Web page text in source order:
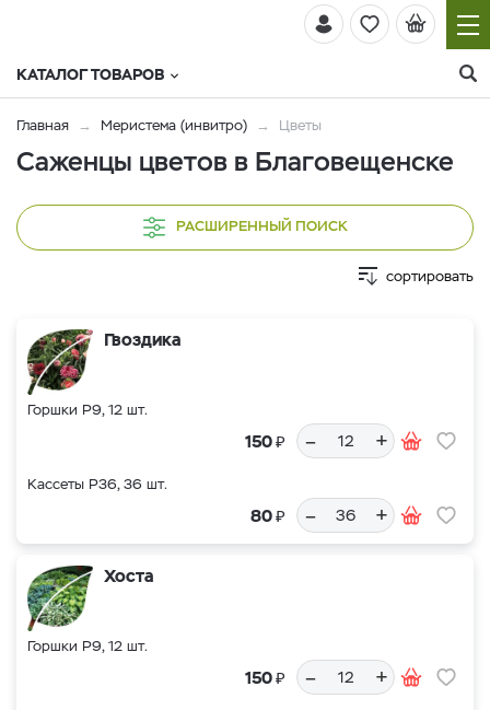
КАТАЛОГ ТОВАРОВ
Главная Меристема (инвитро) Цветы
Саженцы цветов в Благовещенске
РАСШИРЕННЫЙ ПОИСК
сортировать
Гвоздика
Горшки Р9, 12 шт.
150₽ – +
Кассеты Р36, 36 шт.
80₽ – +
Хоста
Горшки Р9, 12 шт.
150₽ – +